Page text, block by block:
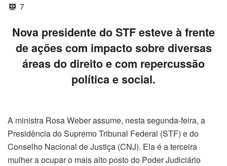
7
Nova presidente do STF esteve à frente
de ações com impacto sobre diversas
áreas do direito e com repercussão
política e social.
A ministra Rosa Weber assume, nesta segunda-feira, a
Presidência do Supremo Tribunal Federal (STF) e do
Conselho Nacional de Justiça (CNJ). Ela é a terceira
mulher a ocupar o mais alto posto do Poder Judiciário